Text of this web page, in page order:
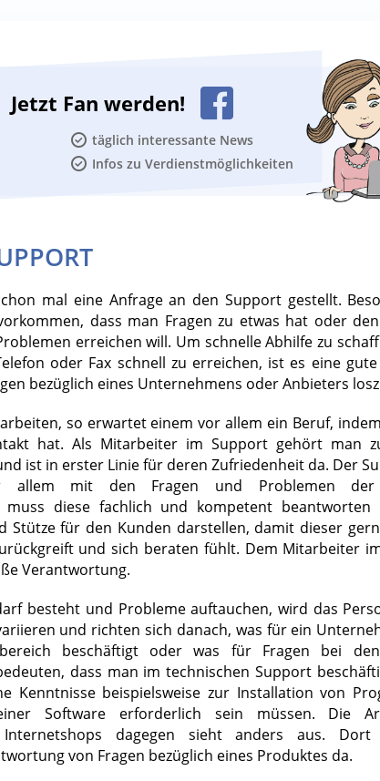
Jetzt Fan werden!
täglich interessante News
Infos zu Verdienstmöglichkeiten
mal eine Anfrage an den Support gestellt.
dass man Fragen zu etwas hat oder
erreichen will. Um schnelle Abhilfe zu
oder Fax schnell zu erreichen, ist es eine
bezüglich eines Unternehmens oder Anbieters
so erwartet einem vor allem ein Beruf,
hat. Als Mitarbeiter im Support gehört man
ist in erster Linie für deren Zufriedenheit da. Der
allem mit den Fragen und Problemen der
muss diese fachlich und kompetent
Stütze für den Kunden darstellen, damit dieser
und sich beraten fühlt. Dem Mitarbeiter
Verantwortung.
besteht und Probleme auftauchen, wird das
und richten sich danach, was für ein
beschäftigt oder was für Fragen bei
dass man im technischen Support
Kenntnisse beispielsweise zur Installation von
Software erforderlich sein müssen. Die
Internetshops dagegen sieht anders aus.
von Fragen bezüglich eines Produktes da.